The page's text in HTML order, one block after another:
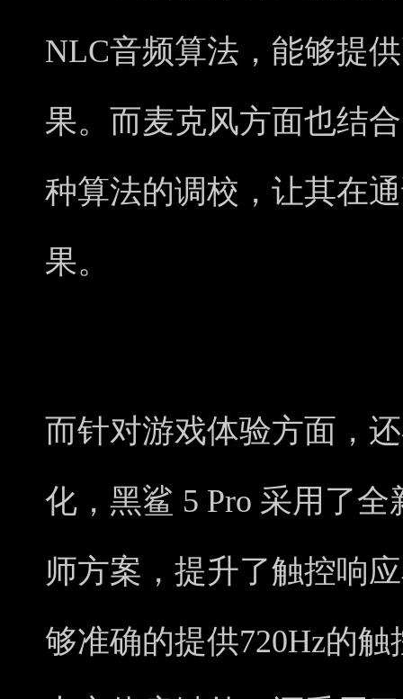
NLC音频算法，能够提
果。而麦克风方面也结
种算法的调校，让其在
果。
而针对游戏体验方面，
化，黑鲨 5 Pro 采用了全
师方案，提升了触控响
够准确的提供720Hz的